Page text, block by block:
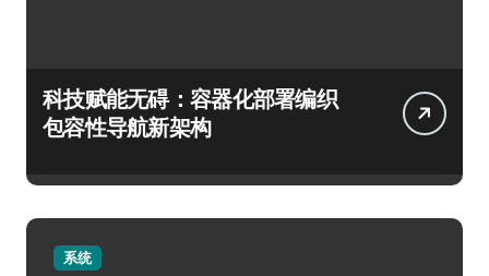
科技赋能无碍：容器化部署编织
包容性导航新架构
系统